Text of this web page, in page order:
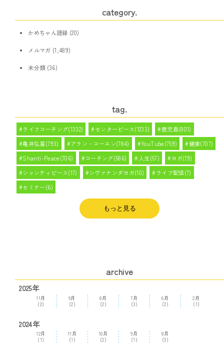
category.
かめちゃん語録 (20)
メルマガ (1,489)
未分類(36)
tag.
ライフコーチング(1332) センターピース(1233)
鹿児島(801)
亀井弘喜(793)
アラン・コーエン(784) YouTube(759)
健康(707)
Shanti-Peace(706)
コーチング(586) 人生(57)
ヨガ(19)
シャンティピース(17)
シヴァナンダヨガ(10)
ライブ配信(7)
セミナー(6)
もっと見る
archive
2025年
11月
(2)
9月
(2)
8月
(2)
7月
(3)
6月
(2)
2月
(1)
2024年
12月
(1)
11月
(1)
10月
(2)
9月
(1)
8月
(3)